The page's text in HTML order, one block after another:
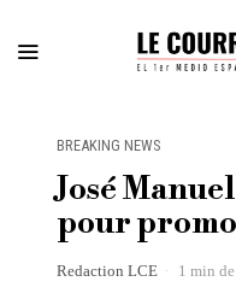
BREAKING NEWS
José
pour
Redaction LCE 1 min